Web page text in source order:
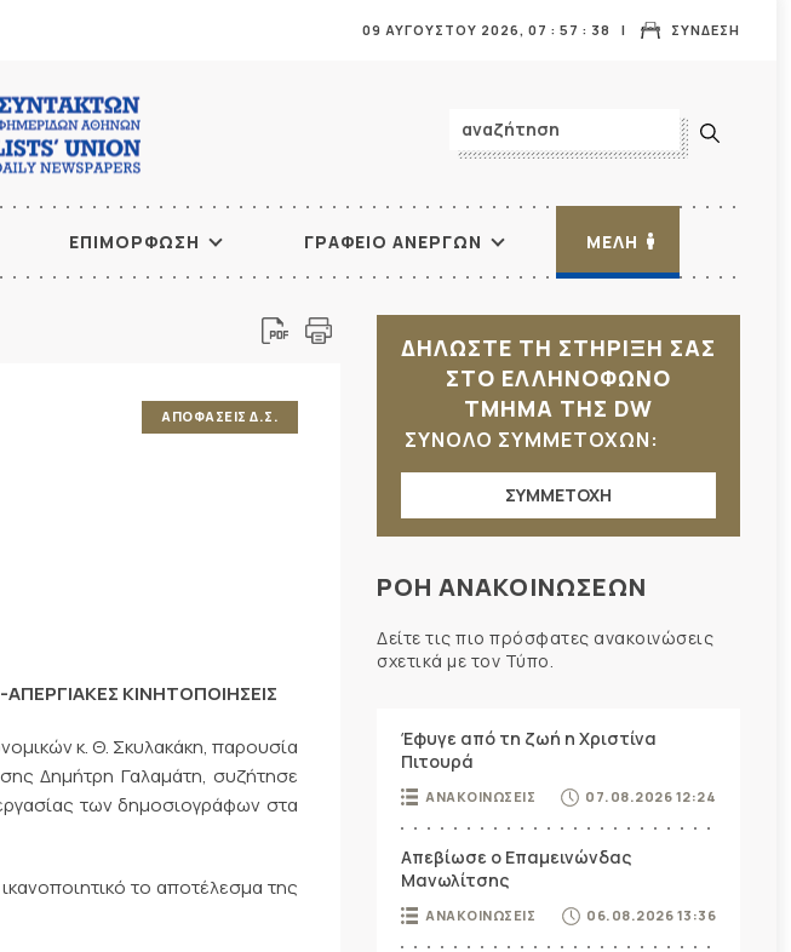
ΣΥΝΔΕΣΗ
09 ΑΥΓΟΥΣΤΟΥ 2026, 07 : 57 : 39
ΕΠΙΜΟΡΦΩΣΗ ΓΡΑΦΕΙΟ ΑΝΕΡΓΩΝ ΜΕΛΗ
ΑΠΟΦΑΣΕΙΣ Δ.Σ.
ΚΙΝΗΤΟΠΟΙΗΣΕΙΣ
κ. Θ. Σκυλακάκη, παρουσία
Δημήτρη Γαλαμάτη, συζήτησε
των δημοσιογράφων στα
το αποτέλεσμα της
ΔΗΛΩΣΤΕ ΤΗ ΣΤΗΡΙΞΗ ΣΑΣ
ΣΤΟ ΕΛΛΗΝΟΦΩΝΟ
ΤΜΗΜΑ ΤΗΣ DW
ΣΥΝΟΛΟ ΣΥΜΜΕΤΟΧΩΝ:
ΣΥΜΜΕΤΟΧΗ
ΡΟΗ ΑΝΑΚΟΙΝΩΣΕΩΝ
Δείτε τις πιο πρόσφατες ανακοινώσεις
σχετικά με τον Τύπο.
Έφυγε από τη ζωή η Χριστίνα
Πιτουρά
ΑΝΑΚΟΙΝΩΣΕΙΣ 07.08.2026 12:24
Απεβίωσε ο Επαμεινώνδας
Μανωλίτσης
ΑΝΑΚΟΙΝΩΣΕΙΣ 06.08.2026 13:36